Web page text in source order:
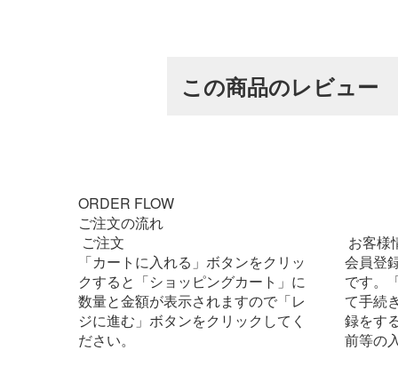
この商品のレビュー
ORDER FLOW
ご注文の流れ
ご注文
「カートに入れる」ボタンをクリッ
クすると「ショッピングカート」に
数量と金額が表示されますので「レ
ジに進む」ボタンをクリックしてく
ださい。
お客様
会員登
です。
て手続
録をす
前等の